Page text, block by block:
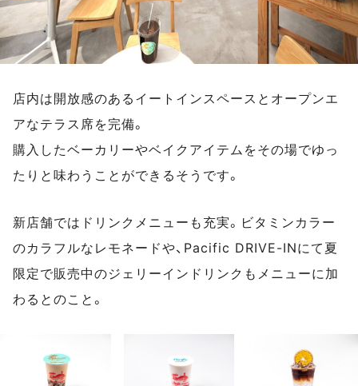
店内は開放感のあるイートインスペースとオープンエ
アなテラス席を完備。
購入したベーカリーやベイクアイテムをその場でゆっ
たりと味わうことができるそうです。
新店舗ではドリンクメニューも充実。ビタミンカラー
のカラフルなレモネードや、Pacific DRIVE-INにて夏
限定で販売中のジェリーインドリンクもメニューに加
わるとのこと。